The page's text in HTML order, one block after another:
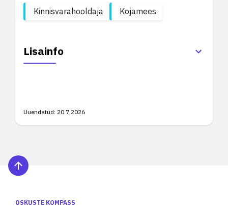
Kinnisvarahooldaja Kojamees
Lisainfo
Uuendatud: 20.7.2026
OSKUSTE KOMPASS